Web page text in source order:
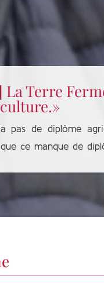
La Terre
pas de diplôme
que ce manque de